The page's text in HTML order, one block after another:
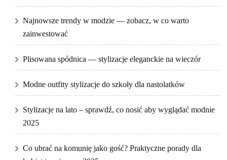
Najnowsze trendy w modzie — zobacz, w co warto
zainwestować
Plisowana spódnica — stylizacje eleganckie na wieczór
Modne outfity stylizacje do szkoły dla nastolatków
Stylizacje na lato – sprawdź, co nosić aby wyglądać modnie
2025
Co ubrać na komunię jako gość? Praktyczne porady dla